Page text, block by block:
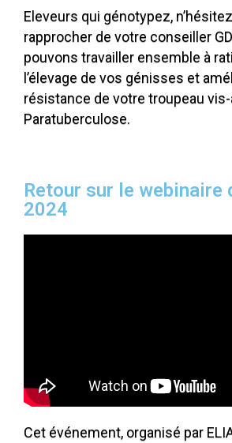
Eleveurs qui génotypez,
rapprocher de votre conseiller
pouvons travailler ensemble à
l’élevage de vos génisses et
résistance de votre troupeau
Paratuberculose.
Retour sur le webinaire
2024
Cet événement, organisé par